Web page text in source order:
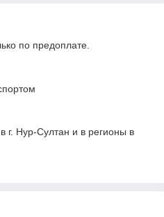
по предоплате.
г. Нур-Султан и в регионы в